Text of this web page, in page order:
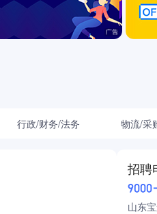
行政/财务/法务 物流/采
招聘
山东